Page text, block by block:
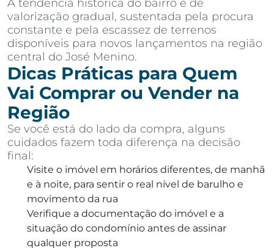
A tendência histórica do bairro é de
valorização gradual, sustentada pela procura
constante e pela escassez de terrenos
disponíveis para novos lançamentos na região
central do José Menino.
Dicas Práticas para Quem
Vai Comprar ou Vender na
Região
Se você está do lado da compra, alguns
cuidados fazem toda diferença na decisão
final:
Visite o imóvel em horários diferentes, de manhã
e à noite, para sentir o real nível de barulho e
movimento da rua
Verifique a documentação do imóvel e a
situação do condomínio antes de assinar
qualquer proposta